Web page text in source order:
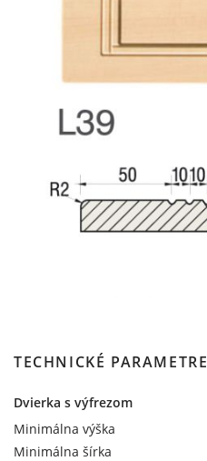
TECHNICKÉ PARAMETRE
Dvierka s výfrezom
Minimálna výška
Minimálna šírka